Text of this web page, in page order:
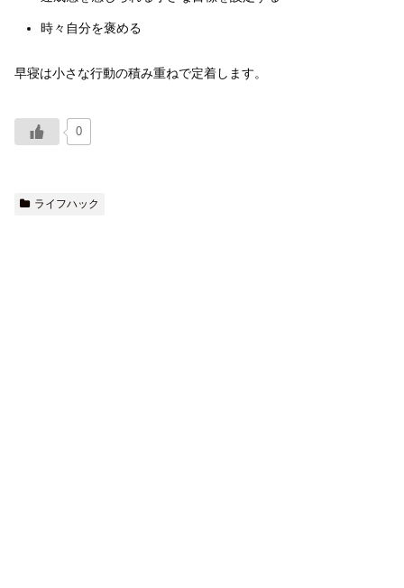
時々自分を褒める
早寝は小さな行動の積み重ねで定着します。
0
ライフハック